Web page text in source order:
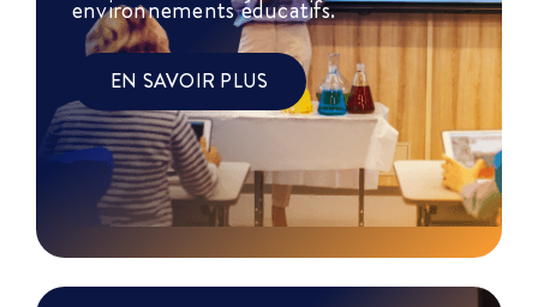
environnements éducatifs.
EN SAVOIR PLUS